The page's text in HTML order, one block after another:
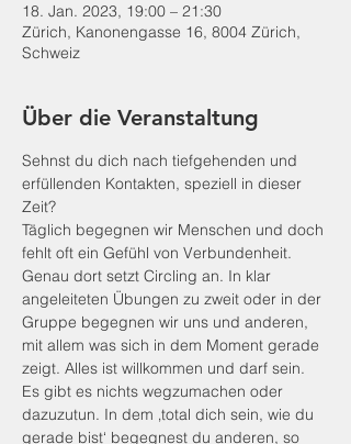
18. Jan. 2023, 19:00 – 21:30
Zürich, Kanonengasse 16, 8004 Zürich,
Schweiz
Über die Veranstaltung
Sehnst du dich nach tiefgehenden und
erfüllenden Kontakten, speziell in dieser
Zeit?
Täglich begegnen wir Menschen und doch
fehlt oft ein Gefühl von Verbundenheit.
Genau dort setzt Circling an. In klar
angeleiteten Übungen zu zweit oder in der
Gruppe begegnen wir uns und anderen,
mit allem was sich in dem Moment gerade
zeigt. Alles ist willkommen und darf sein.
Es gibt es nichts wegzumachen oder
dazuzutun. In dem ‚total dich sein, wie du
gerade bist‘ begegnest du anderen, so